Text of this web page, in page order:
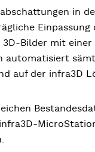
in
Bilder mit
automatisiert
auf der infra3D